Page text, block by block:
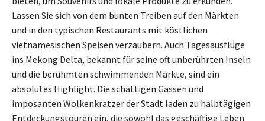
Lassen Sie sich von dem bunten Treiben auf den Märkten
und in den typischen Restaurants mit köstlichen
vietnamesischen Speisen verzaubern. Auch Tagesausflüge
ins Mekong Delta, bekannt für seine oft unberührten Inseln
und die berühmten schwimmenden Märkte, sind ein
absolutes Highlight. Die schattigen Gassen und
imposanten Wolkenkratzer der Stadt laden zu halbtägigen
Entdeckungstouren ein, die sowohl das geschäftige Leben